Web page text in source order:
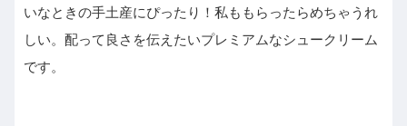
いなときの手土産にぴったり！私ももらったらめちゃうれ
しい。配って良さを伝えたいプレミアムなシュークリーム
です。